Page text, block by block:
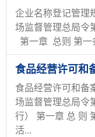
企业名称登记管理
场监督管理总局令
第一章 总则 第
食品经营许可和
食品经营许可和备
场监督管理总局令
行） 第一章 总 则
活...